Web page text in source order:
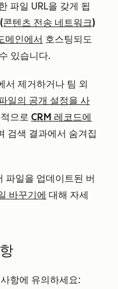
파일 URL을 갖게 됩
텐츠 전송 네트워크)
메인에서 호스팅되도
있습니다.
서 제거하거나 팀 외
일의 공개 설정을 사
으로 CRM 레코드에
검색 결과에서 숨겨집
파일을 업데이트된 버
바꾸기에 대해 자세
항에 유의하세요: